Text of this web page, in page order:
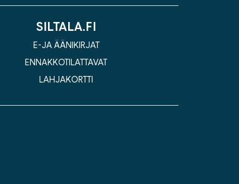
SILTALA.FI
E-JA ÄÄNIKIRJAT
ENNAKKOTILATTAVAT
LAHJAKORTTI